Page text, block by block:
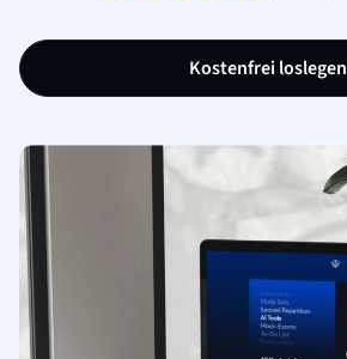
Kostenfrei loslegen